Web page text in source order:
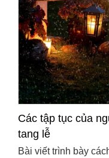
Các tập tục của
tang lễ
Bài viết trình bày